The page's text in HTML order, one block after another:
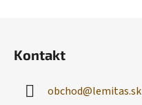
Kontakt
obchod@lemitas.sk